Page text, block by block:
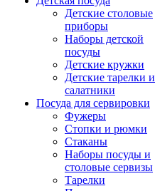
Детские столовые
приборы
Наборы детской
посуды
Детские кружки
Детские тарелки и
салатники
Посуда для сервировки
Фужеры
Стопки и рюмки
Стаканы
Наборы посуды и
столовые сервизы
Тарелки